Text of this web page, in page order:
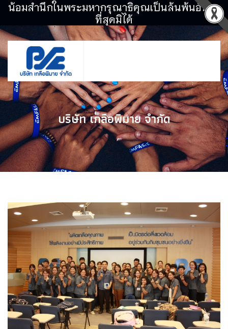
น้อมสำนึกในพระมหากรุณาธิคุณเป็นล้นพ้นอันหา
ที่สุดมิได้
บริษัท เกลือพิมาย จำกัด